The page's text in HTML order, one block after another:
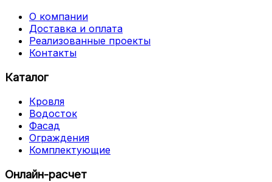
О компании
Доставка и оплата
Реализованные проекты
Контакты
Каталог
Кровля
Водосток
Фасад
Ограждения
Комплектующие
Онлайн-расчет